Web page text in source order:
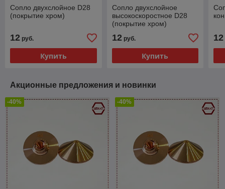
Сопло двухслойное D28
(покрытие хром)
12 руб.
Купить
Сопло двухслойное
высокоскоростное D28
(покрытие хром)
12руб.
Купить
12
Акционные предложения и новинки
-40% -40%